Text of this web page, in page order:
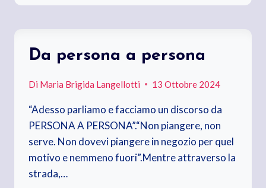
GENERE.
Da persona a persona
Di Maria Brigida Langellotti 13 Ottobre 2024
“Adesso parliamo e facciamo un discorso da
PERSONA A PERSONA”.“Non piangere, non
serve. Non dovevi piangere in negozio per quel
motivo e nemmeno fuori”.Mentre attraverso la
strada,…